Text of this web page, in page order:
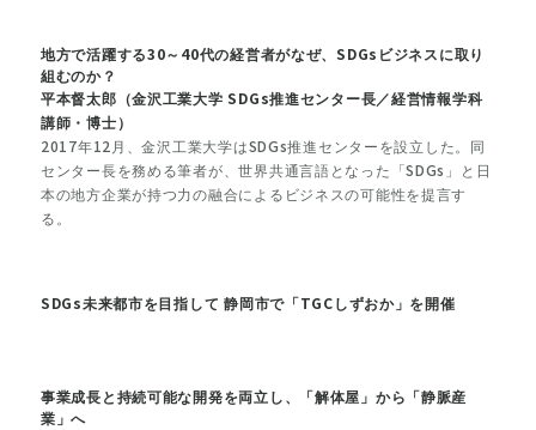
地方で活躍する30～40代の経営者がなぜ、SDGsビジネスに取り
組むのか？
平本督太郎（金沢工業大学 SDGs推進センター長／経営情報学科
講師・博士）
2017年12月、金沢工業大学はSDGs推進センターを設立した。同
センター長を務める筆者が、世界共通言語となった「SDGs」と日
本の地方企業が持つ力の融合によるビジネスの可能性を提言す
る。
SDGs未来都市を目指して 静岡市で「TGCしずおか」を開催
事業成長と持続可能な開発を両立し、「解体屋」から「静脈産
業」へ